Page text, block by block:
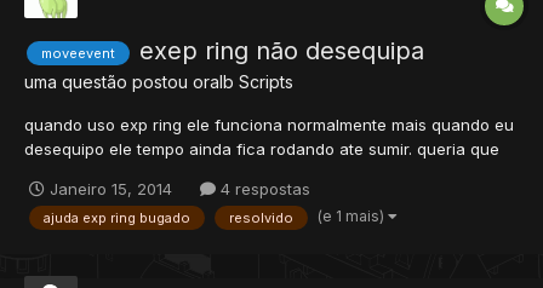
moveevent exep ring não desequipa
uma questão postou oralb Scripts
quando uso exp ring ele funciona normalmente mais quando eu
desequipo ele tempo ainda fica rodando ate sumir. queria que
<movevent type="DeEquip" itemid="149" slot="feet"
event="function" value="onDeEquipItem"/> <movevent
Janeiro 15, 2014 4 respostas
ajuda exp ring bugado resolvido (e 1 mais)